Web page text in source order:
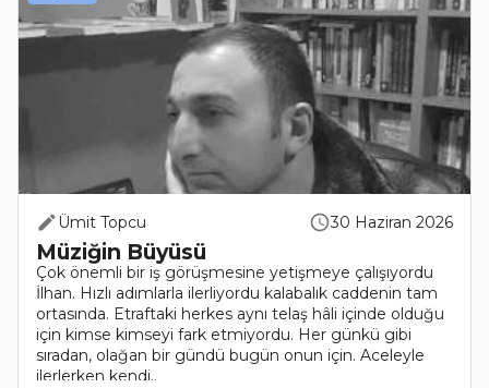
Ümit Topcu 30 Haziran 2026
Müziğin Büyüsü
Çok önemli bir iş görüşmesine yetişmeye çalışıyordu
İlhan. Hızlı adımlarla ilerliyordu kalabalık caddenin tam
ortasında. Etraftaki herkes aynı telaş hâli içinde olduğu
için kimse kimseyi fark etmiyordu. Her günkü gibi
sıradan, olağan bir gündü bugün onun için. Aceleyle
ilerlerken kendi..